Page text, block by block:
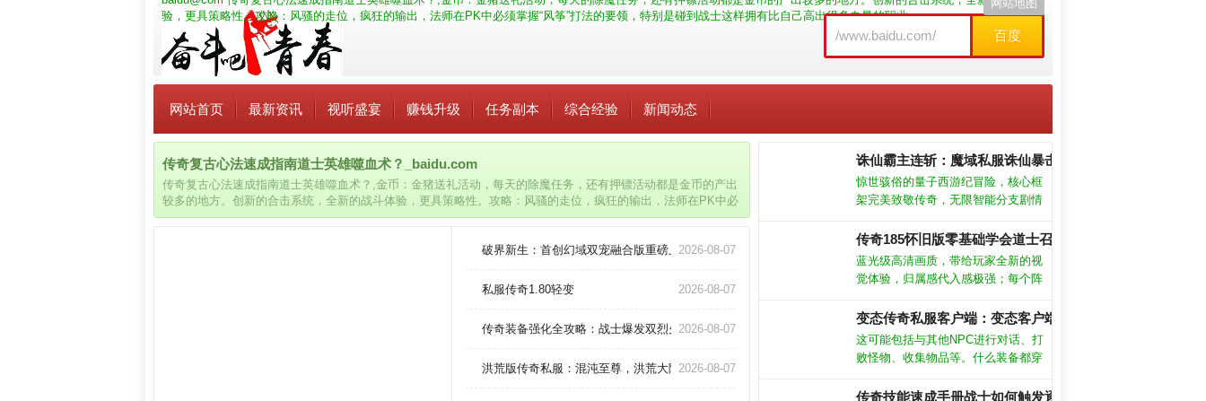
验，更具策略性。攻略：风骚的走位，疯狂的输出，法师在PK中必须掌握“风筝”打法的要领，特别是碰到战士这样拥有比自己高出很多血量的职业。
百度
网站地图
网站首页 最新资讯 视听盛宴 赚钱升级 任务副本 综合经验 新闻动态
传奇复古心法速成指南道士英雄噬血术？_baidu.com
传奇复古心法速成指南道士英雄噬血术？,金币：金猪送礼活动，每天的除魔任务，还有押镖活动都是金币的产出
较多的地方。创新的合击系统，全新的战斗体验，更具策略性。攻略：风骚的走位，疯狂的输出，法师在PK中必
须掌握“风筝”打法的要领，特别是碰到战士这样拥有比自己高出很多血量的职业。
破界新生：首创幻域双宠融合版重磅上线2026-08-07
私服传奇1.80轻变 2026-08-07
传奇装备强化全攻略：战士爆发双烈火实战技巧深度解析！
2026-08-07
洪荒版传奇私服：混沌至尊，洪荒大陆，等你征服！
2026-08-07
诛仙霸主连斩：魔域私服诛仙暴击的终焉之战
惊世骇俗的量子西游纪冒险，核心框
架完美致敬传奇，无限智能分支剧情
您超越极限的法宝对决体验是打破常
理的革命性设计：构筑了实时更迭的
仙门版图飞升者需在元气风暴季发动
传奇185怀旧版零基础学会道士召唤神兽！
蓝光级高清画质，带给玩家全新的视
觉体验，归属感代入感极强；每个阵
感受非常强力的游戏玩法。职业特色
鲜明，相互克制，考验你的操作技
巧，从容走位畅快对战。全天小时都
率，还可以免费领取到透视戒指哦。
变态传奇私服客户端：变态客户端，传奇新征程！
这可能包括与其他NPC进行对话、打
败怪物、收集物品等。什么装备都穿
以最好是快速的提升我们的等级。玩
传奇技能速成手册战士如何触发逐日剑法双倍暴击？